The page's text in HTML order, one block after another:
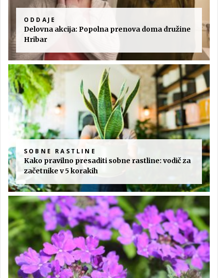
ODDAJE
Delovna akcija: Popolna prenova doma družine
Hribar
SOBNE RASTLINE
Kako pravilno presaditi sobne rastline: vodič za
začetnike v 5 korakih